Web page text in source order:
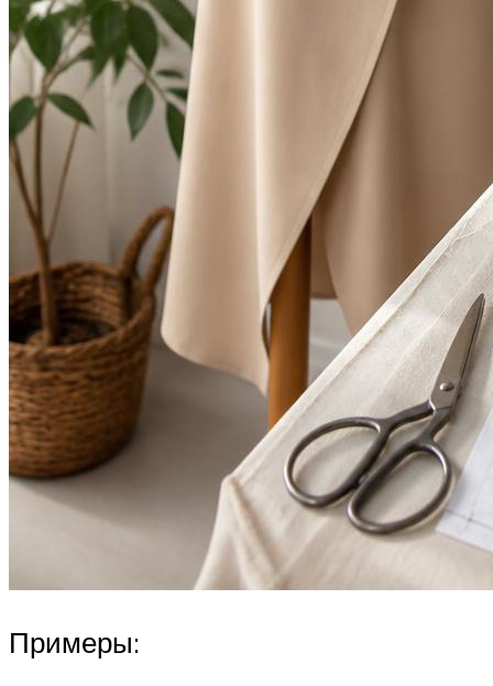
Примеры: